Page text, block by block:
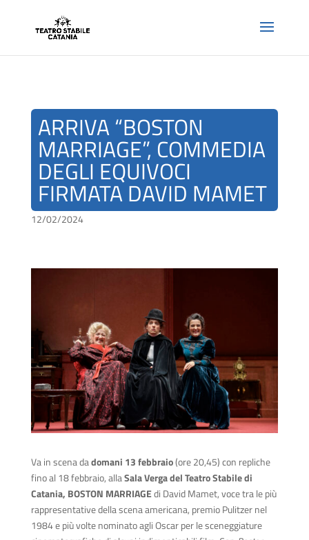
ARRIVA “BOSTON
MARRIAGE”, COMMEDIA
DEGLI EQUIVOCI
FIRMATA DAVID MAMET
12/02/2024
Va in scena dadomani 13 febbraio(ore 20,45) con repliche
fino al 18 febbraio, allaSala Verga del Teatro Stabile di
Catania, BOSTON MARRIAGEdi David Mamet, voce tra le più
rappresentative della scena americana, premio Pulitzer nel
1984 e più volte nominato agli Oscar per le sceneggiature